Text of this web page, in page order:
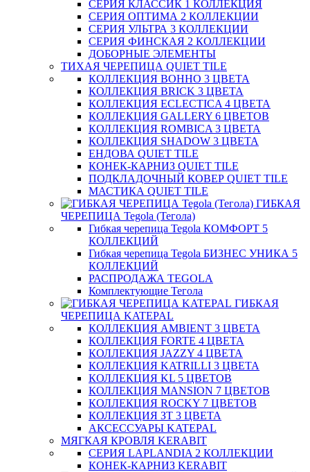
СЕРИЯ КЛАССИК 1 КОЛЛЕКЦИЯ
СЕРИЯ ОПТИМА 2 КОЛЛЕКЦИИ
СЕРИЯ УЛЬТРА 3 КОЛЛЕКЦИИ
СЕРИЯ ФИНСКАЯ 2 КОЛЛЕКЦИИ
ДОБОРНЫЕ ЭЛЕМЕНТЫ
ТИХАЯ ЧЕРЕПИЦА QUIET TILE
КОЛЛЕКЦИЯ BOHHO 3 ЦВЕТА
КОЛЛЕКЦИЯ BRICK 3 ЦВЕТА
КОЛЛЕКЦИЯ ECLECTICA 4 ЦВЕТА
КОЛЛЕКЦИЯ GALLERY 6 ЦВЕТОВ
КОЛЛЕКЦИЯ ROMBICA 3 ЦВЕТА
КОЛЛЕКЦИЯ SHADOW 3 ЦВЕТА
ЕНДОВА QUIET TILE
КОНЕК-КАРНИЗ QUIET TILE
ПОДКЛАДОЧНЫЙ КОВЕР QUIET TILE
МАСТИКА QUIET TILE
ГИБКАЯ
ЧЕРЕПИЦА Tegola (Тегола)
Гибкая черепица Tegola КОМФОРТ 5
КОЛЛЕКЦИЙ
Гибкая черепица Tegola БИЗНЕС УНИКА 5
КОЛЛЕКЦИЙ
РАСПРОДАЖА TEGOLA
Комплектующие Тегола
ГИБКАЯ
ЧЕРЕПИЦА KATEPAL
КОЛЛЕКЦИЯ AMBIENT 3 ЦВЕТА
КОЛЛЕКЦИЯ FORTE 4 ЦВЕТА
КОЛЛЕКЦИЯ JAZZY 4 ЦВЕТА
КОЛЛЕКЦИЯ KATRILLI 3 ЦВЕТА
КОЛЛЕКЦИЯ KL 5 ЦВЕТОВ
КОЛЛЕКЦИЯ MANSION 7 ЦВЕТОВ
КОЛЛЕКЦИЯ ROCKY 7 ЦВЕТОВ
КОЛЛЕКЦИЯ ЗТ 3 ЦВЕТА
АКСЕССУАРЫ KATEPAL
МЯГКАЯ КРОВЛЯ KERABIT
СЕРИЯ LAPLANDIA 2 КОЛЛЕКЦИИ
КОНЕК-КАРНИЗ KERABIT